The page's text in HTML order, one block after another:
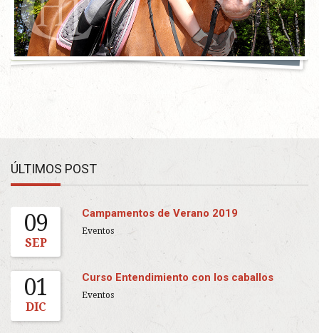
ÚLTIMOS POST
09
SEP
Campamentos de Verano 2019
Eventos
01
DIC
Curso Entendimiento con los caballos
Eventos